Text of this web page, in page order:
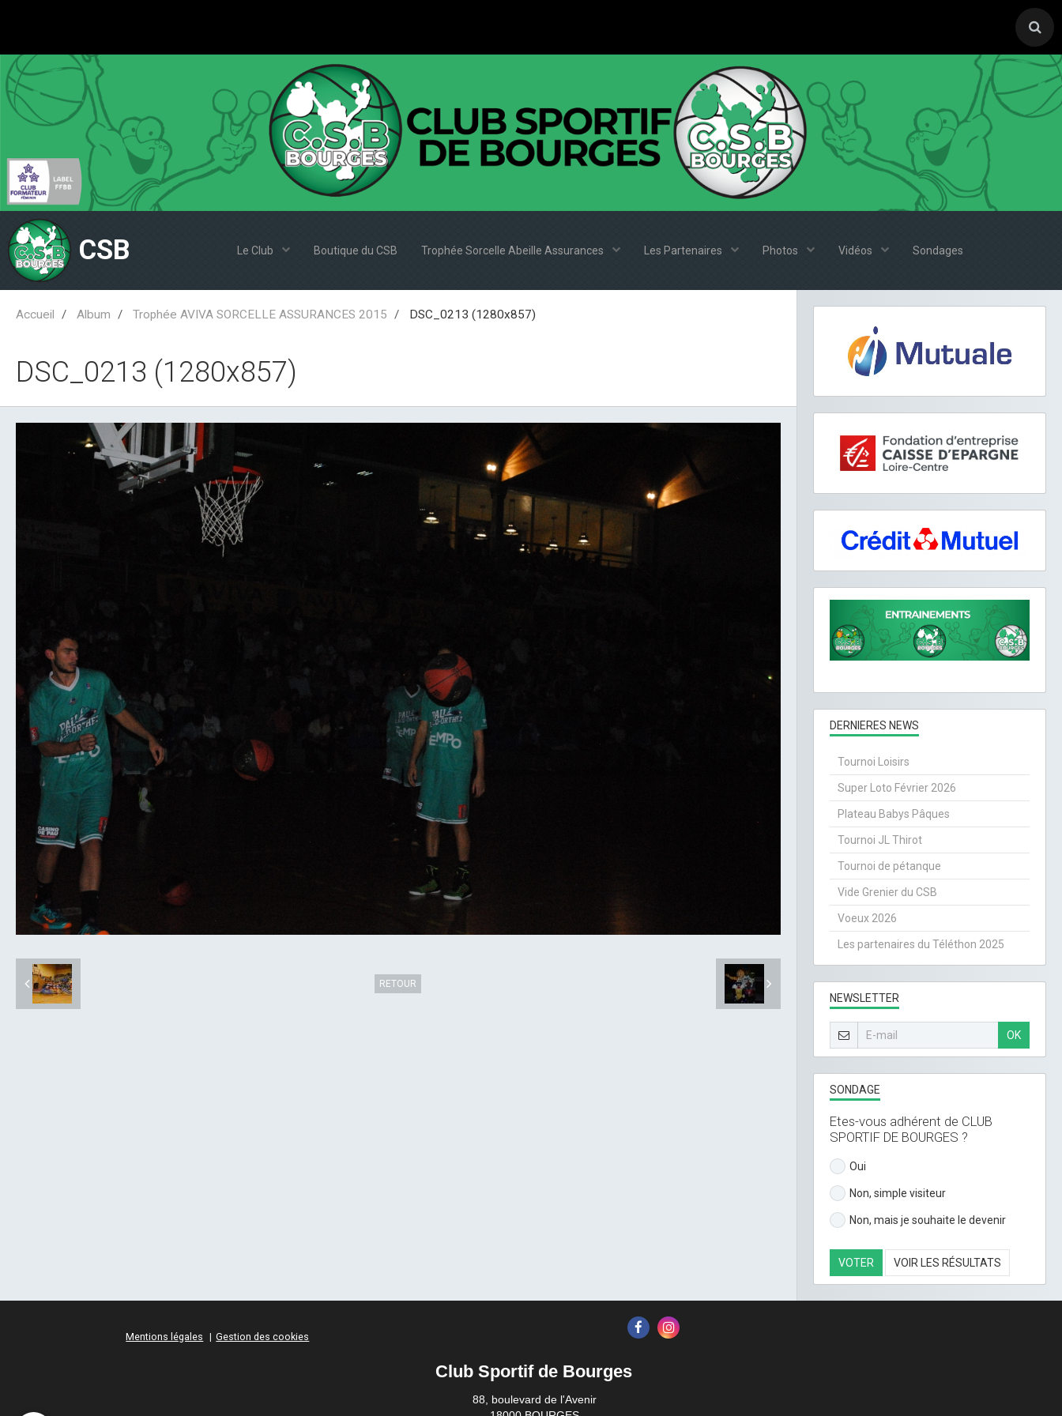
CSB Le Club Boutique du CSB Trophée Sorcelle Abeille Assurances Les Partenaires Photos Vidéos Sondages
Accueil Album Trophée AVIVA SORCELLE ASSURANCES 2015 DSC_0213 (1280x857)
DSC_0213 (1280x857)
RETOUR
DERNIERES NEWS
Tournoi Loisirs
Super Loto Février 2026
Plateau Babys Pâques
Tournoi JL Thirot
Tournoi de pétanque
Vide Grenier du CSB
Voeux 2026
Les partenaires du Téléthon 2025
NEWSLETTER
OK
SONDAGE
Etes-vous adhérent de CLUB
SPORTIF DE BOURGES ?
Oui
Non, simple visiteur
Non, mais je souhaite le devenir
VOTER VOIR LES RÉSULTATS
Mentions légales Gestion des cookies
Club Sportif de Bourges
88, boulevard de l'Avenir